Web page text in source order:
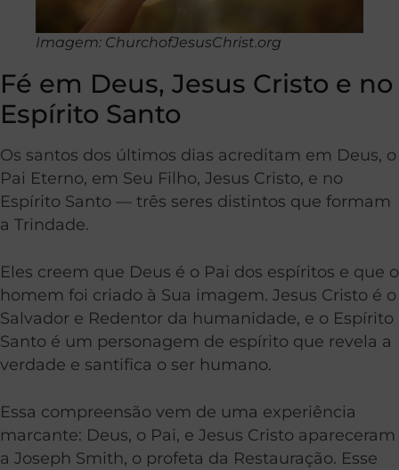
Imagem: ChurchofJesusChrist.org
Fé em Deus, Jesus Cristo e no
Espírito Santo
Os santos dos últimos dias acreditam em Deus, o
Pai Eterno, em Seu Filho, Jesus Cristo, e no
Espírito Santo — três seres distintos que formam
a Trindade.
Eles creem que Deus é o Pai dos espíritos e que o
homem foi criado à Sua imagem. Jesus Cristo é o
Salvador e Redentor da humanidade, e o Espírito
Santo é um personagem de espírito que revela a
verdade e santifica o ser humano.
Essa compreensão vem de uma experiência
marcante: Deus, o Pai, e Jesus Cristo apareceram
a Joseph Smith, o profeta da Restauração. Esse